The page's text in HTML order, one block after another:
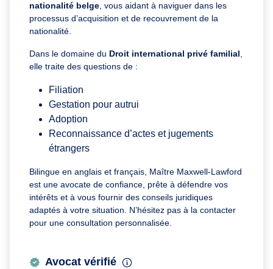
nationalité belge, vous aidant à naviguer dans les
processus d’acquisition et de recouvrement de la
nationalité.
Dans le domaine du Droit international privé familial,
elle traite des questions de :
Filiation
Gestation pour autrui
Adoption
Reconnaissance d’actes et jugements
étrangers
Bilingue en anglais et français, Maître Maxwell-Lawford
est une avocate de confiance, prête à défendre vos
intérêts et à vous fournir des conseils juridiques
adaptés à votre situation. N’hésitez pas à la contacter
pour une consultation personnalisée.
Avocat vérifié